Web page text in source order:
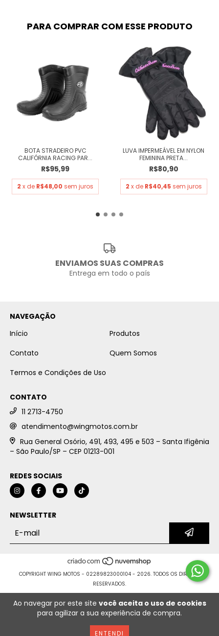
Ao navegar por este site você aceita o uso de cookies
para agilizar a sua experiência de compra.
ENTENDI
PARA COMPRAR COM ESSE PRODUTO
BOTA STRADEIRO PVC
CALIFÓRNIA RACING PAR...
R$95,99
2 x de R$48,00 sem juros
LUVA IMPERMEÁVEL EM NYLON
FEMININA PRETA...
R$80,90
2 x de R$40,45 sem juros
ENVIAMOS SUAS COMPRAS
Entrega em todo o país
NAVEGAÇÃO
Início
Produtos
Contato
Quem Somos
Termos e Condições de Uso
CONTATO
11 2713-4750
atendimento@wingmotos.com.br
Rua General Osório, 491, 493, 495 e 503 – Santa Ifigênia
– São Paulo/SP – CEP 01213-001
REDES SOCIAIS
NEWSLETTER
COPYRIGHT WING MOTOS - 02289823000104 - 2026. TODOS OS DIREITOS
RESERVADOS.